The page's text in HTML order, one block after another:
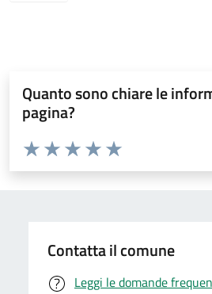
Quanto sono chiare le
pagina?
Valuta da 1 a 5 stelle la pagina
Valuta 5 stelle su 5
Valuta 4 stelle su 5
Valuta 3 stelle su 5
Valuta 2 stelle su 5
Valuta 1 stelle su 5
Contatta il comune
Leggi le domande